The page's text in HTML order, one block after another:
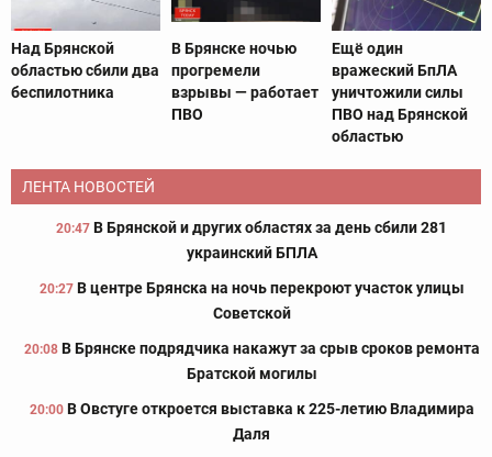
Над Брянской
областью сбили два
беспилотника
В Брянске ночью
прогремели
взрывы — работает
ПВО
Ещё один
вражеский БпЛА
уничтожили силы
ПВО над Брянской
областью
ЛЕНТА НОВОСТЕЙ
20:47 В Брянской и других областях за день сбили 281
украинский БПЛА
20:27 В центре Брянска на ночь перекроют участок улицы
Советской
20:08 В Брянске подрядчика накажут за срыв сроков ремонта
Братской могилы
20:00 В Овстуге откроется выставка к 225-летию Владимира
Даля